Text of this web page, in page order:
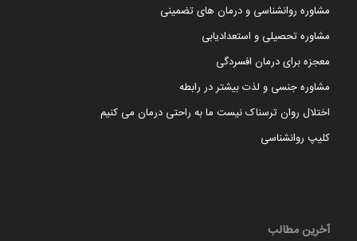
مشاوره روانشناسی و درمان های تضمینی
مشاوره تحصیلی و استعدادیابی
معجزه برای درمان افسردگی
مشاوره جنسی و لذت بیشتر در رابطه
اختلال روان ترسناک نیست ما به راحتی درمان می کنیم
کلیپ روانشناسی
آخرین مطالب